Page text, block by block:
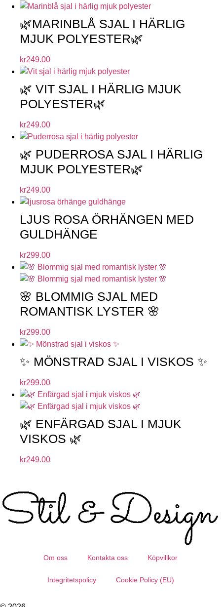
🌿MARINBLÅ SJAL I HÄRLIG
MJUK POLYESTER🌿
kr249.00
🌿 VIT SJAL I HÄRLIG MJUK
POLYESTER🌿
kr249.00
🌿 PUDERROSA SJAL I HÄRLIG
MJUK POLYESTER🌿
kr249.00
LJUS ROSA ÖRHÄNGEN MED
GULDHÄNGE
kr299.00
🌸 BLOMMIG SJAL MED
ROMANTISK LYSTER 🌸
kr299.00
✨ MÖNSTRAD SJAL I VISKOS ✨
kr299.00
🌿 ENFÄRGAD SJAL I MJUK
VISKOS 🌿
kr249.00
Om oss Kontakta oss Köpvillkor
Integritetspolicy Cookie Policy (EU)